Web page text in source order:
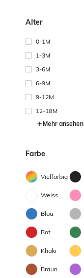
Alter
0-1M
1-3M
3-6M
6-9M
9-12M
12-18M
Mehr ansehen
Farbe
Vielfarbig
Weiss
Blau
Rot
Khaki
Braun